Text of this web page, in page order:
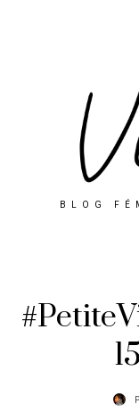
BLOG